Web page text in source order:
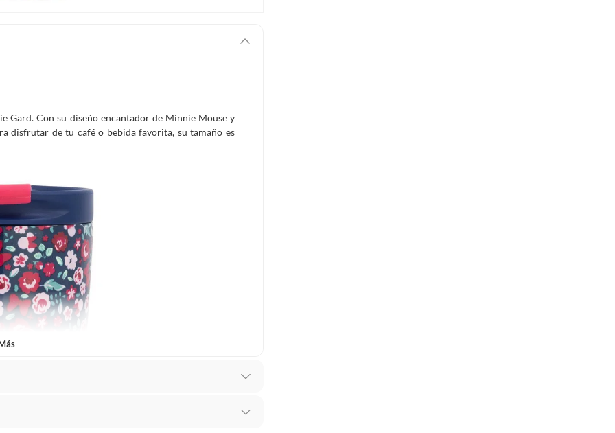
Gard. Con su diseño encantador de Minnie Mouse y
disfrutar de tu café o bebida favorita, su tamaño es